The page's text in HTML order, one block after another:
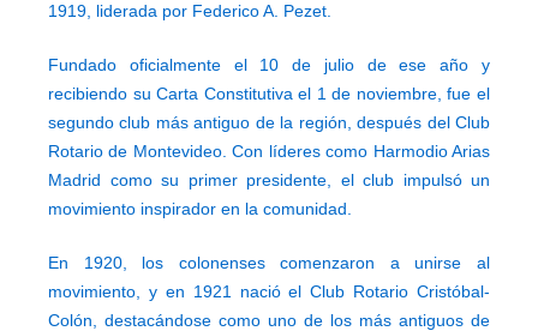
1919, liderada por Federico A. Pezet.
Fundado oficialmente el 10 de julio de ese año y
recibiendo su Carta Constitutiva el 1 de noviembre, fue el
segundo club más antiguo de la región, después del Club
Rotario de Montevideo. Con líderes como Harmodio Arias
Madrid como su primer presidente, el club impulsó un
movimiento inspirador en la comunidad.
En 1920, los colonenses comenzaron a unirse al
movimiento, y en 1921 nació el Club Rotario Cristóbal-
Colón, destacándose como uno de los más antiguos de